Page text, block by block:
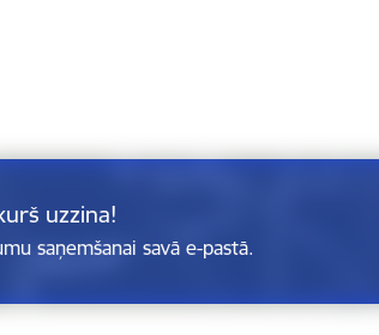
uzzina!
saņemšanai savā e-pastā.